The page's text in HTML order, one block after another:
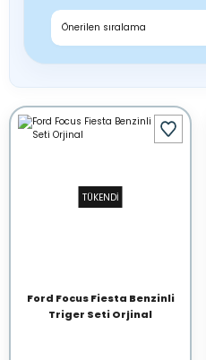
TÜKENDİ
Ford Focus Fiesta Benzinli
Triger Seti Orjinal